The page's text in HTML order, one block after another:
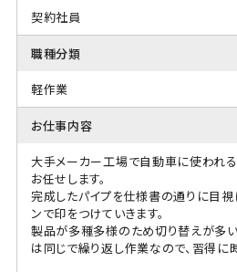
契約社員
職種分類
軽作業
お仕事内容
大手メーカー工場で自動車に使われ
お任せします。
完成したパイプを仕様書の通りに目視
ンで印をつけていきます。
製品が多種多様のため切り替えが多
は同じで繰り返し作業なので、習得に